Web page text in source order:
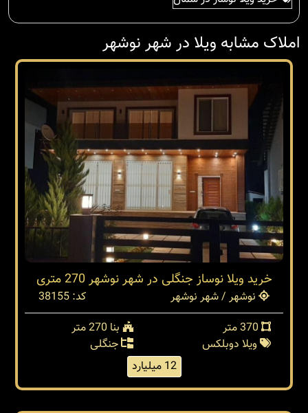
املاک مشابه ویلا در شهر نوشهر
خرید ویلا نوساز جنگلی در شهر نوشهر 270 متری
نوشهر / شهر نوشهر
کد: 38155
بنا 270 متر
ویلا دوبلکس
جنگلی
12 میلیارد